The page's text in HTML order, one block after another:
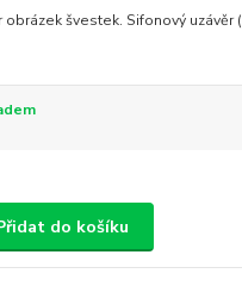
obrázek švestek. Sifonový uzávěr
do košíku